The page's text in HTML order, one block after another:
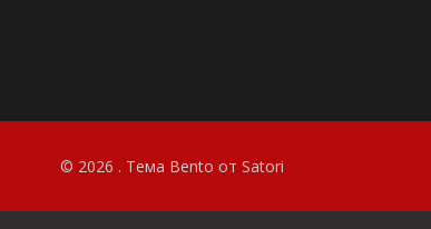
© 2026 . Тема Bento от Satori